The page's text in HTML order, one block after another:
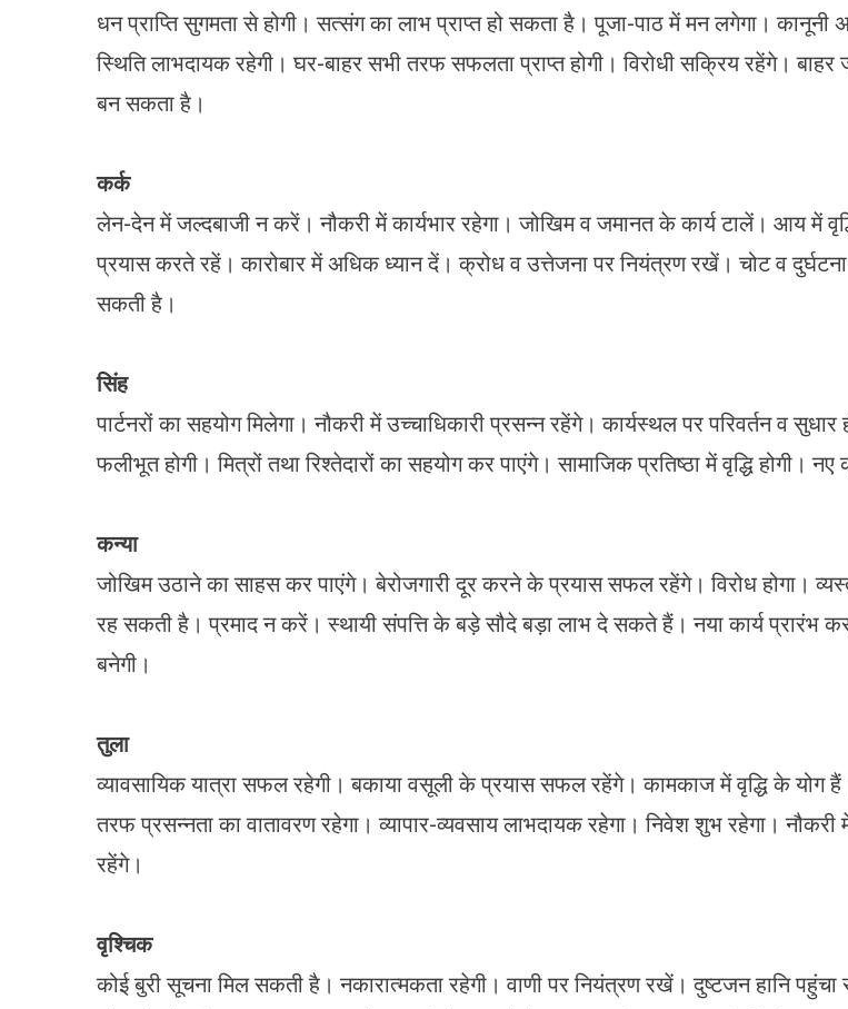
धन प्राप्ति सुगमता से होगी। सत्संग का लाभ प्राप्त हो सकता है। पूजा-पाठ में मन लगेगा। कानूनी
स्थिति लाभदायक रहेगी। घर-बाहर सभी तरफ सफलता प्राप्त होगी। विरोधी सक्रिय रहेंगे। बाहर
बन सकता है।
कर्क
लेन-देन में जल्दबाजी न करें। नौकरी में कार्यभार रहेगा। जोखिम व जमानत के कार्य टालें। आय में
प्रयास करते रहें। कारोबार में अधिक ध्यान दें। क्रोध व उत्तेजना पर नियंत्रण रखें। चोट व दुर्घटना
सकती है।
सिंह
पार्टनरों का सहयोग मिलेगा। नौकरी में उच्चाधिकारी प्रसन्न रहेंगे। कार्यस्थल पर परिवर्तन व
फलीभूत होगी। मित्रों तथा रिश्तेदारों का सहयोग कर पाएंगे। सामाजिक प्रतिष्ठा में वृद्धि होगी। नए
कन्या
जोखिम उठाने का साहस कर पाएंगे। बेरोजगारी दूर करने के प्रयास सफल रहेंगे। विरोध होगा।
रह सकती है। प्रमाद न करें। स्थायी संपत्ति के बड़े सौदे बड़ा लाभ दे सकते हैं। नया कार्य प्रारंभ
बनेगी।
तुला
व्यावसायिक यात्रा सफल रहेगी। बकाया वसूली के प्रयास सफल रहेंगे। कामकाज में वृद्धि के योग
तरफ प्रसन्नता का वातावरण रहेगा। व्यापार-व्यवसाय लाभदायक रहेगा। निवेश शुभ रहेगा। नौकरी
रहेंगे।
वृश्चिक
कोई बुरी सूचना मिल सकती है। नकारात्मकता रहेगी। वाणी पर नियंत्रण रखें। दुष्टजन हानि